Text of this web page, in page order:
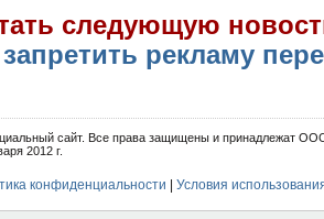
следующую
запретить рекламу
сайт. Все права защищены и принадлежат
2012 г.
конфиденциальности Условия